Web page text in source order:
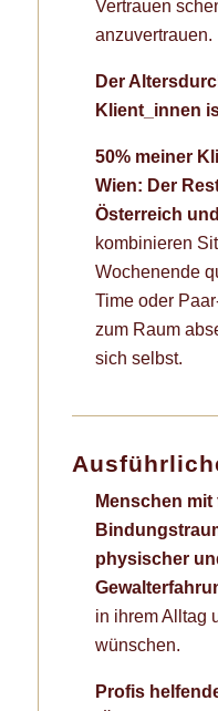
Vertrauen
anzuvertrauen.
Der
Klient_innen
50% meiner
Wien: Der
Österreich
kombinieren
Wochenende
Time oder
zum Raum
sich selbst.
Menschen mit
physischer
in ihrem Alltag
wünschen.
Profis